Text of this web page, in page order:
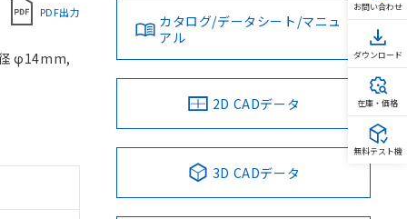
PDF出力
φ14mm,
カタログ/データシート/マニュ
アル
2D CADデータ
3D CADデータ
お問い合わせ
ダウンロード
在庫・価格
無料テスト機